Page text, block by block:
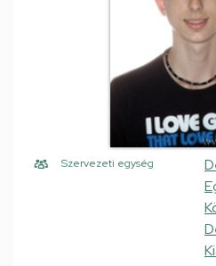
Szervezeti egység